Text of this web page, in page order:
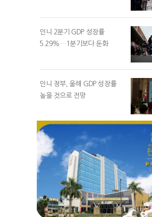
인니 2분기 GDP 성장률
5.29%…1분기보다 둔화
인니 정부, 올해 GDP 성장률
높을 것으로 전망